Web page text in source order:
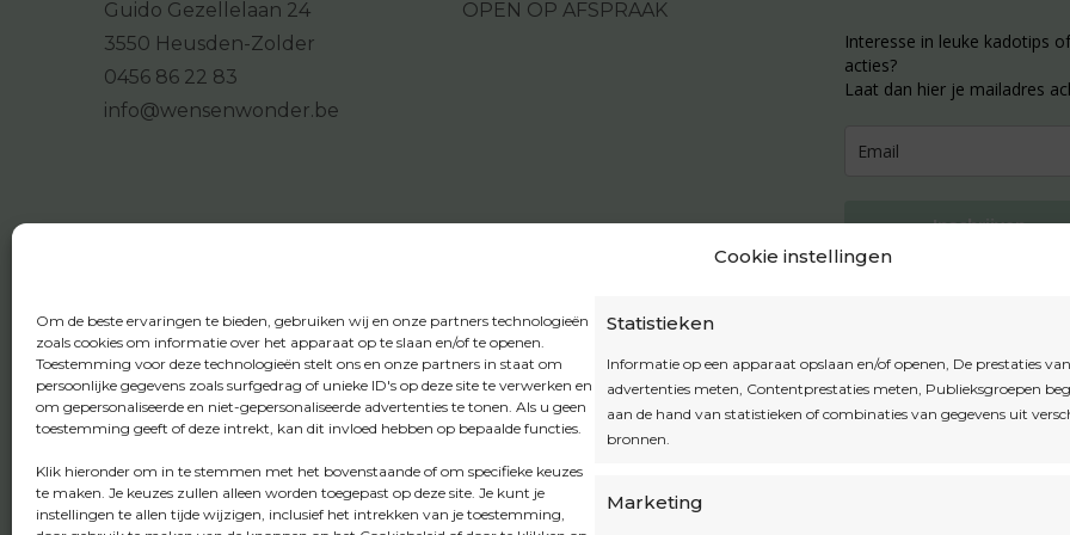
Cookie instellingen
Om de beste ervaringen te bieden, gebruiken wij en onze partners technologieën
zoals cookies om informatie over het apparaat op te slaan en/of te openen.
Toestemming voor deze technologieën stelt ons en onze partners in staat om
persoonlijke gegevens zoals surfgedrag of unieke ID's op deze site te verwerken en
om gepersonaliseerde en niet-gepersonaliseerde advertenties te tonen. Als u geen
toestemming geeft of deze intrekt, kan dit invloed hebben op bepaalde functies.
Klik hieronder om in te stemmen met het bovenstaande of om specifieke keuzes
te maken. Je keuzes zullen alleen worden toegepast op deze site. Je kunt je
instellingen te allen tijde wijzigen, inclusief het intrekken van je toestemming,
Statistieken
Informatie op een apparaat opslaan en/of openen, De prestaties van
advertenties meten, Contentprestaties meten, Publieksgroepen
aan de hand van statistieken of combinaties van gegevens uit
bronnen.
Marketing
Guido Gezellelaan 24
3550 Heusden-Zolder
0456 86 22 83
info@wensenwonder.be
OPEN OP AFSPRAAK
Interesse in leuke kadotips
acties?
Laat dan hier je mailadres
Inschrijven
Algemene voorwaarden
Cookiebeleid